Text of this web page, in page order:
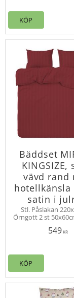
KÖP
Bäddset
KINGSIZE,
vävd rand
hotellkänsla
satin i
Stl. Påslakan
Örngott 2 st
KINGSIZE i 3
549KR
KÖP